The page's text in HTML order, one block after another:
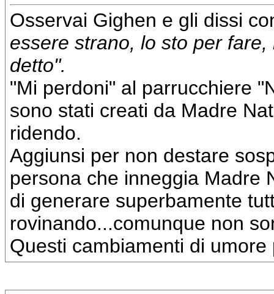
Osservai Gighen e gli dissi
essere strano, lo sto per
detto".
"Mi perdoni" al parrucchiere
sono stati creati da Madre
ridendo.
Aggiunsi per non destare
persona che inneggia Madre
di generare superbamente
rovinando...comunque non
Questi cambiamenti di